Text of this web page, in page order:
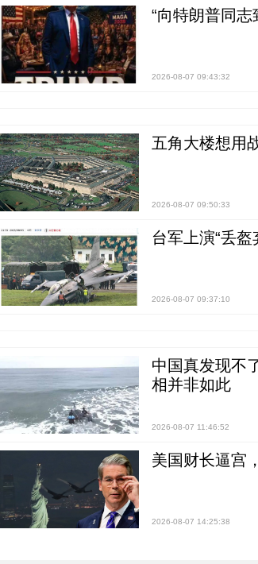
“向特朗普同
2026-08-07 09:43:32
五角大楼想用
2026-08-07 09:50:33
台军上演“丢盔
2026-08-07 09:37:10
中国真发现不
相并非如此
2026-08-07 11:46:52
美国财长逼宫
2026-08-07 14:25:38